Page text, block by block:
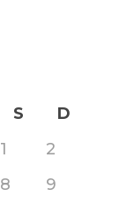
S
D
1
2
8 9